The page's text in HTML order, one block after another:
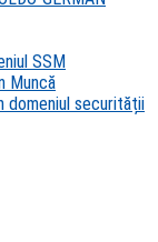
SSM
Muncă
domeniul securității